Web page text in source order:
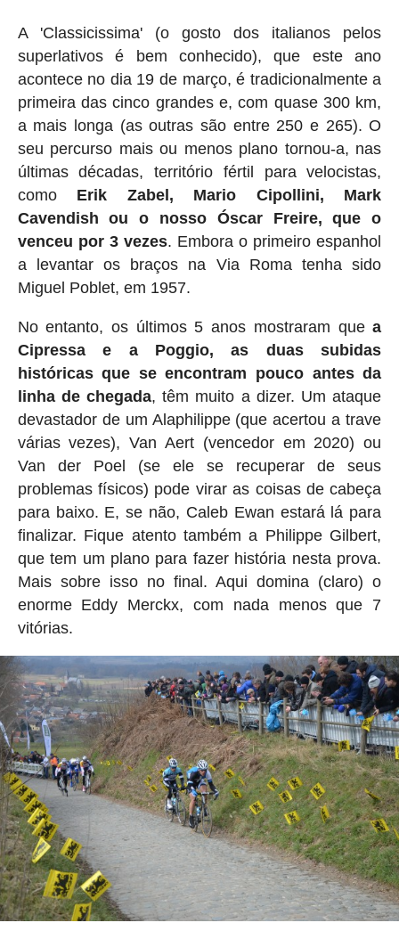
A 'Classicissima' (o gosto dos italianos pelos
superlativos é bem conhecido), que este ano
acontece no dia 19 de março, é tradicionalmente a
primeira das cinco grandes e, com quase 300 km,
a mais longa (as outras são entre 250 e 265). O
seu percurso mais ou menos plano tornou-a, nas
últimas décadas, território fértil para velocistas,
como Erik Zabel, Mario Cipollini, Mark
Cavendish ou o nosso Óscar Freire, que o
venceu por 3 vezes. Embora o primeiro espanhol
a levantar os braços na Via Roma tenha sido
Miguel Poblet, em 1957.
No entanto, os últimos 5 anos mostraram quea
Cipressa e a Poggio, as duas subidas
históricas que se encontram pouco antes da
linha de chegada, têm muito a dizer. Um ataque
devastador de um Alaphilippe (que acertou a trave
várias vezes), Van Aert (vencedor em 2020) ou
Van der Poel (se ele se recuperar de seus
problemas físicos) pode virar as coisas de cabeça
para baixo. E, se não, Caleb Ewan estará lá para
finalizar. Fique atento também a Philippe Gilbert,
que tem um plano para fazer história nesta prova.
Mais sobre isso no final. Aqui domina (claro) o
enorme Eddy Merckx, com nada menos que 7
vitórias.